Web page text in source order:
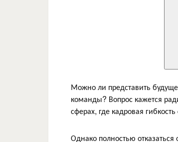
Можно ли представить
команды? Вопрос кажется
сферах, где кадровая
Однако полностью